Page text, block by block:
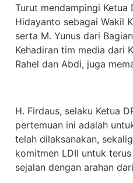
Turut mendampingi Ketua
Hidayanto sebagai Wakil
serta M. Yunus dari
Kehadiran tim media dari
Rahel dan Abdi, juga
H. Firdaus, selaku Ketua
pertemuan ini adalah
telah dilaksanakan,
komitmen LDII untuk
sejalan dengan arahan